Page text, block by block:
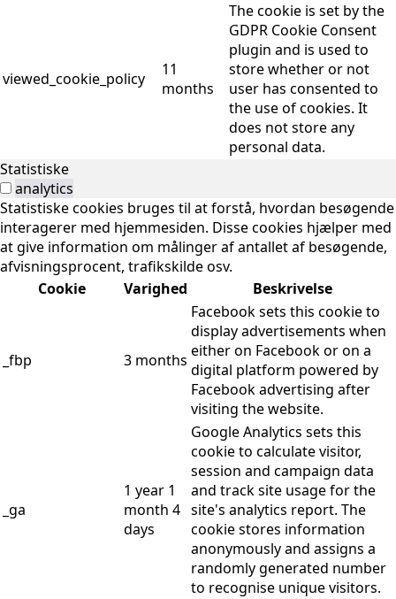
viewed_cookie_policy
11
months
The cookie is set by the
GDPR Cookie Consent
plugin and is used to
store whether or not
user has consented to
the use of cookies. It
does not store any
personal data.
Statistiske
analytics
Statistiske cookies bruges til at forstå, hvordan besøgende
interagerer med hjemmesiden. Disse cookies hjælper med
at give information om målinger af antallet af besøgende,
afvisningsprocent, trafikskilde osv.
Cookie
Varighed Beskrivelse
_fbp 3 months
Facebook sets this cookie to
display advertisements when
either on Facebook or on a
digital platform powered by
Facebook advertising after
visiting the website.
_ga
1 year 1
month 4
days
Google Analytics sets this
cookie to calculate visitor,
session and campaign data
and track site usage for the
site's analytics report. The
cookie stores information
anonymously and assigns a
randomly generated number
to recognise unique visitors.